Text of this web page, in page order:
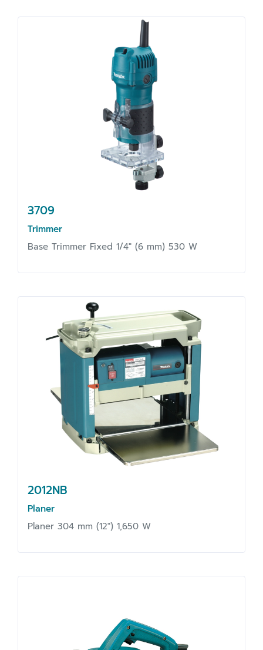
3709
Trimmer
Base Trimmer Fixed 1/4" (6 mm) 530 W
2012NB
Planer
Planer 304 mm (12") 1,650 W